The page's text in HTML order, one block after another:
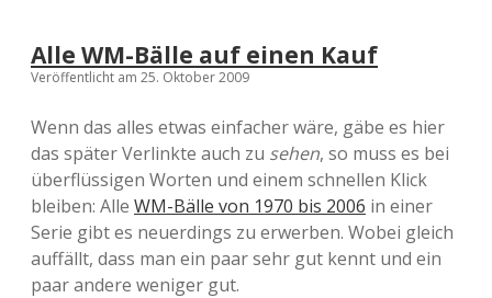
Alle WM-Bälle auf einen Kauf
Veröffentlicht am 25. Oktober 2009
Wenn das alles etwas einfacher wäre, gäbe es hier
das später Verlinkte auch zu sehen, so muss es bei
überflüssigen Worten und einem schnellen Klick
bleiben: Alle WM-Bälle von 1970 bis 2006 in einer
Serie gibt es neuerdings zu erwerben. Wobei gleich
auffällt, dass man ein paar sehr gut kennt und ein
paar andere weniger gut.